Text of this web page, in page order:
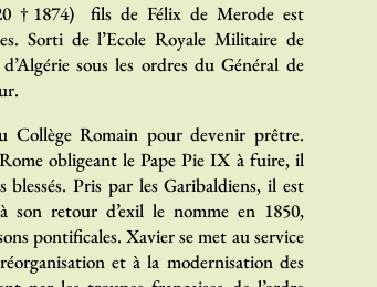
†1874) fils de Félix de Merode est
Sorti de l’Ecole Royale Militaire de
sous les ordres du Général de
Collège Romain pour devenir prêtre.
obligeant le Pape Pie IX à fuire, il
blessés. Pris par les Garibaldiens, il est
son retour d’exil le nomme en 1850,
pontificales. Xavier se met au service
et à la modernisation des